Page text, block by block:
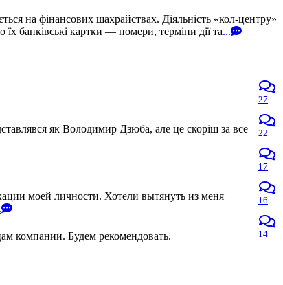
на фінансових шахрайствах. Діяльність «кол-центру»
банківські картки — номери, терміни дії та...
27
як Володимир Дзюба, але це скоріш за все – 22
17
моей личности. Хотели вытянуть из меня
16
компании. Будем рекомендовать.
14